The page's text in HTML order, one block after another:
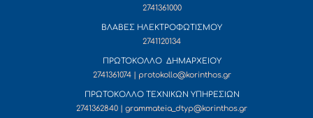
2741361000
ΒΛΑΒΕΣ ΗΛΕΚΤΡΟΦΩΤΙΣΜΟΥ
2741120134
ΠΡΩΤΟΚΟΛΛΟ ΔΗΜΑΡΧΕΙΟΥ
2741361074 | protokollo@korinthos.gr
ΠΡΩΤΟΚΟΛΛΟ ΤΕΧΝΙΚΩΝ ΥΠΗΡΕΣΙΩΝ
2741362840 | grammateia_dtyp@korinthos.gr